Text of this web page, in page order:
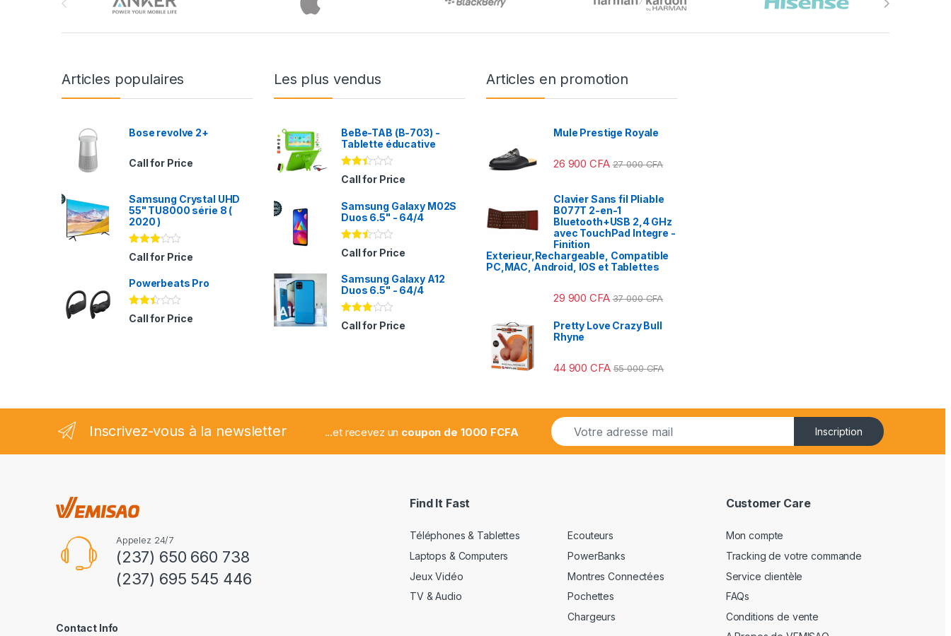
Articles populaires
Bose revolve 2+
Call for Price
Samsung Crystal UHD
55" TU8000 série 8 (
2020 )
Note
2.94
Call for Price
Powerbeats Pro
Note
2.35
Call for Price
Les plus vendus
BeBe-TAB (B-703) -
Tablette éducative
Note
2.31
5
Call for Price
Samsung Galaxy M02S
Duos 6.5" - 64/4
Note
2.41
5
Call for Price
Samsung Galaxy A12
Duos 6.5" - 64/4
Note
2.78
Call for Price
Articles en promotion
Mule Prestige Royale
26 900CFA 27 000CFA
Clavier Sans fil Pliable
B077T 2-en-1
Bluetooth+USB 2,4 GHz
avec TouchPad Integre -
Finition
Exterieur,Rechargeable, Compatible
PC,MAC, Android, IOS et Tablettes
29 900CFA 37 000CFA
Pretty Love Crazy Bull
Rhyne
44 900CFA 55 000CFA
Inscrivez-vous à la newsletter ...et recevez un coupon de 1000 FCFA
E
m
a
Inscription
Appelez 24/7
(237) 650 660 738
(237) 695 545 446
Contact Info
Find It Fast
Téléphones & Tablettes
Laptops & Computers
Jeux Vidéo
TV & Audio
Ecouteurs
PowerBanks
Montres Connectées
Pochettes
Chargeurs
Customer Care
Mon compte
Tracking de votre commande
Service clientèle
FAQs
Conditions de vente